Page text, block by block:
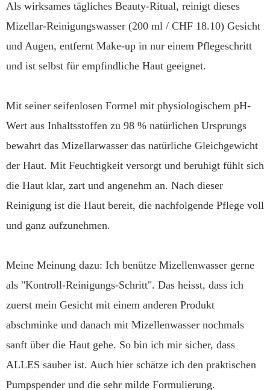
Als wirksames tägliches Beauty-Ritual, reinigt dieses
Mizellar-Reinigungswasser (200 ml / CHF 18.10) Gesicht
und Augen, entfernt Make-up in nur einem Pflegeschritt
und ist selbst für empfindliche Haut geeignet.
Mit seiner seifenlosen Formel mit physiologischem pH-
Wert aus Inhaltsstoffen zu 98 % natürlichen Ursprungs
bewahrt das Mizellarwasser das natürliche Gleichgewicht
der Haut. Mit Feuchtigkeit versorgt und beruhigt fühlt sich
die Haut klar, zart und angenehm an. Nach dieser
Reinigung ist die Haut bereit, die nachfolgende Pflege voll
und ganz aufzunehmen.
Meine Meinung dazu: Ich benütze Mizellenwasser gerne
als "Kontroll-Reinigungs-Schritt". Das heisst, dass ich
zuerst mein Gesicht mit einem anderen Produkt
abschminke und danach mit Mizellenwasser nochmals
sanft über die Haut gehe. So bin ich mir sicher, dass
ALLES sauber ist. Auch hier schätze ich den praktischen
Pumpspender und die sehr milde Formulierung.